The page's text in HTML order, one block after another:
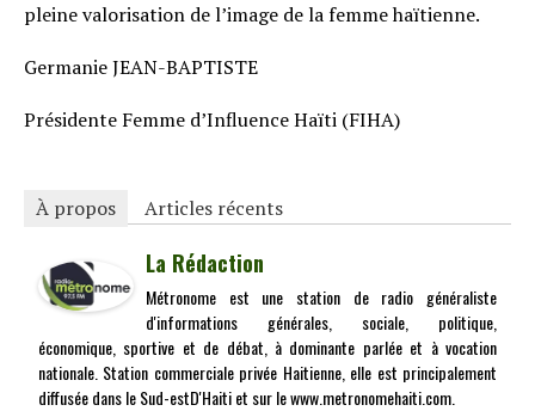
pleine valorisation de l’image de la femme haïtienne.
Germanie JEAN-BAPTISTE
Présidente Femme d’Influence Haïti (FIHA)
À propos Articles récents
La Rédaction
Métronome est une station de radio généraliste
d'informations générales, sociale, politique,
économique, sportive et de débat, à dominante parlée et à vocation
nationale. Station commerciale privée Haitienne, elle est principalement
diffusée dans le Sud-estD'Haiti et sur le www.metronomehaiti.com.